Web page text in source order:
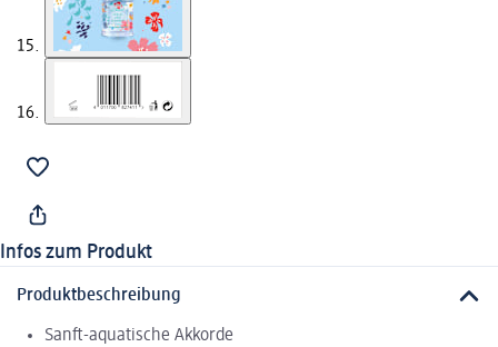
Infos zum Produkt
Produktbeschreibung
Sanft-aquatische Akkorde